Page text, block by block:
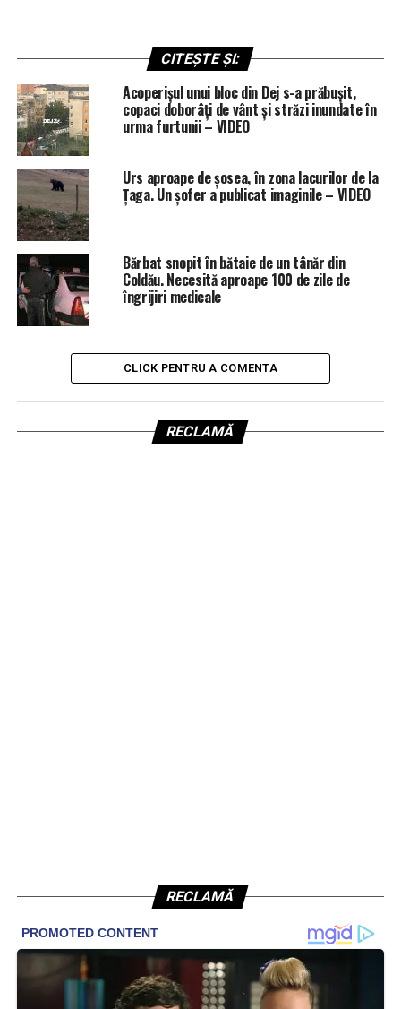
CITEȘTE ȘI:
Acoperișul unui bloc din Dej s-a prăbușit,
copaci doborâți de vânt și străzi inundate în
urma furtunii – VIDEO
Urs aproape de șosea, în zona lacurilor de la
Țaga. Un șofer a publicat imaginile – VIDEO
Bărbat snopit în bătaie de un tânăr din
Coldău. Necesită aproape 100 de zile de
îngrijiri medicale
CLICK PENTRU A COMENTA
RECLAMĂ
RECLAMĂ